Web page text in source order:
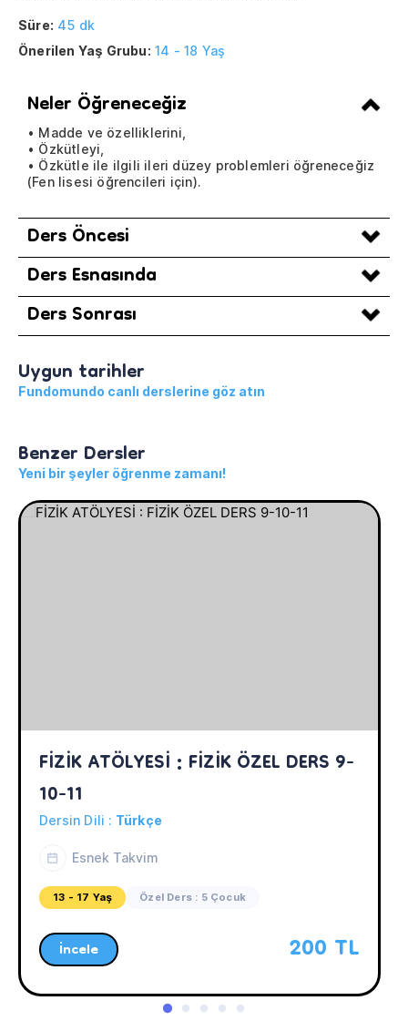
Süre: 45 dk
Önerilen Yaş Grubu: 14 - 18 Yaş
Neler Öğreneceğiz
• Madde ve özelliklerini,
• Özkütleyi,
• Özkütle ile ilgili ileri düzey problemleri öğreneceğiz
(Fen lisesi öğrencileri için).
Ders Öncesi
Ders Esnasında
Ders Sonrası
Uygun tarihler
Fundomundo canlı derslerine göz atın
Benzer Dersler
Yeni bir şeyler öğrenme zamanı!
FİZİK ATÖLYESİ : FİZİK ÖZEL DERS 9-
10-11
Dersin Dili : Türkçe
Esnek Takvim
13 - 17 Yaş Özel Ders : 5 Çocuk
İncele 200 TL